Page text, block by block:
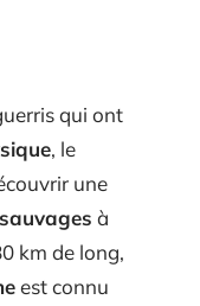
qui ont
, le
une
à
km de long,
est connu